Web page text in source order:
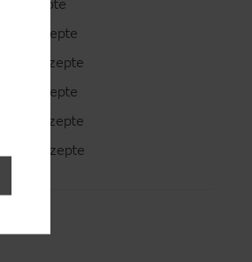
Rezepte
Rezepte
Rezepte
Rezepte
Rezepte
Rezepte